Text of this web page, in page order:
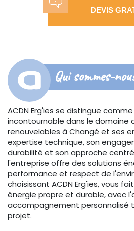
DEVIS
Qui sommes-
ACDN Erg'ies se distingue
incontournable dans le domaine
renouvelables à Changé et ses
expertise technique, son
durabilité et son approche
l'entreprise offre des solutions
performance et respect de
choisissant ACDN Erg'ies, vous
énergie propre et durable, avec
accompagnement personnalisé
projet.